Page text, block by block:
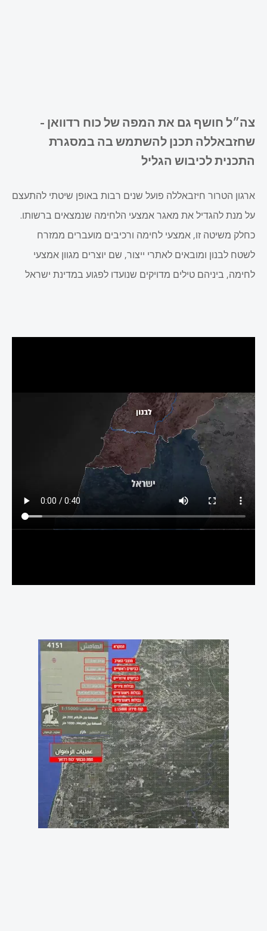
צה״ל חושף גם את המפה של כוח רדוואן -
שחזבאללה תכנן להשתמש בה במסגרת
התכנית לכיבוש הגליל
ארגון הטרור חיזבאללה פועל שנים רבות באופן שיטתי להתעצם
על מנת להגדיל את מאגר אמצעי הלחימה שנמצאים ברשותו.
כחלק משיטה זו, אמצעי לחימה ורכיבים מועברים ממזרח
לשטח לבנון ומובאים לאתרי ייצור, שם יוצרים מגוון אמצעי
לחימה, ביניהם טילים מדויקים שנועדו לפגוע במדינת ישראל